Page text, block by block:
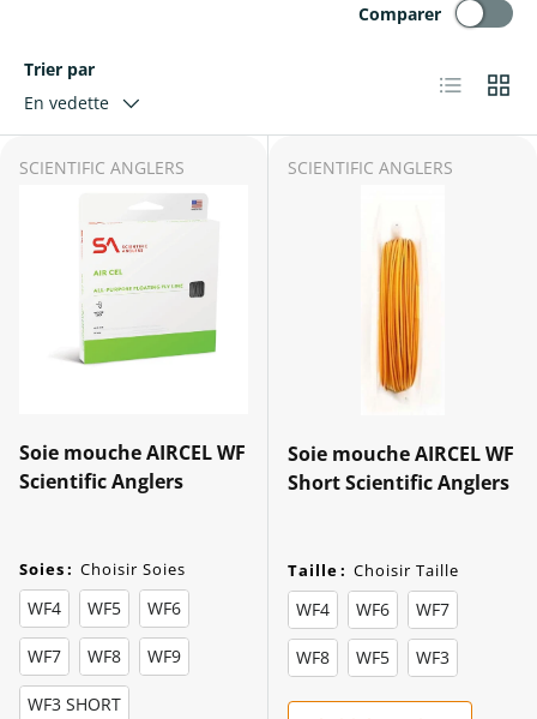
Trier par
En vedette
Comparer
Liste Grille
SCIENTIFIC ANGLERS
Soie mouche AIRCEL WF
Scientific Anglers
Soies: Choisir Soies
WF4 WF5 WF6
WF7 WF8 WF9
WF3 SHORT
SCIENTIFIC ANGLERS
Soie mouche AIRCEL WF
Short Scientific Anglers
Taille: Choisir Taille
WF4 WF6 WF7
WF8 WF5 WF3